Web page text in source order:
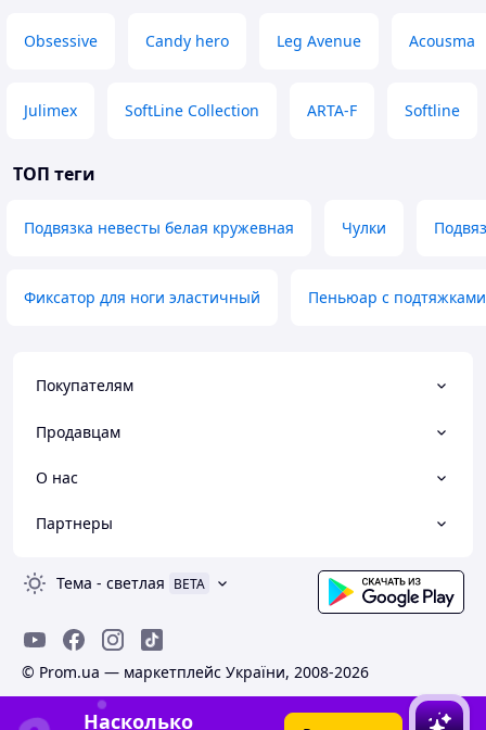
Obsessive Candy hero Leg Avenue Acousma
Julimex SoftLine Collection ARTA-F Softline
ТОП теги
Подвязка невесты белая кружевная Чулки
Фиксатор для ноги эластичный Пеньюар с
Покупателям
Продавцам
О нас
Партнеры
Тема - светлая BETA
© Prom.ua — маркетплейс України, 2008-2026
Насколько